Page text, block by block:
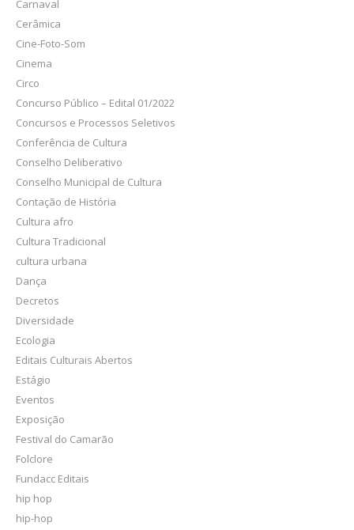
Carnaval
Cerâmica
Cine-Foto-Som
Cinema
Circo
Concurso Público – Edital 01/2022
Concursos e Processos Seletivos
Conferência de Cultura
Conselho Deliberativo
Conselho Municipal de Cultura
Contação de História
Cultura afro
Cultura Tradicional
cultura urbana
Dança
Decretos
Diversidade
Ecologia
Editais Culturais Abertos
Estágio
Eventos
Exposição
Festival do Camarão
Folclore
Fundacc Editais
hip hop
hip-hop